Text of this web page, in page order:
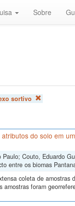
Sobre
sortivo
do solo em
Paulo; Couto, Eduardo
entre os biomas
coleta de
amostras foram